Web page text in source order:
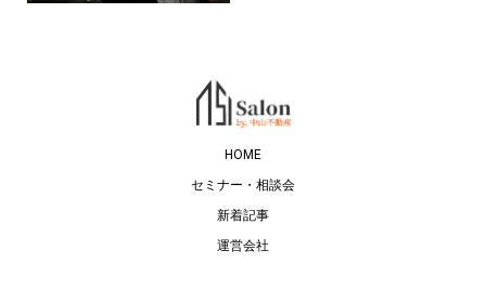
HOME
セミナー・相談会
新着記事
運営会社